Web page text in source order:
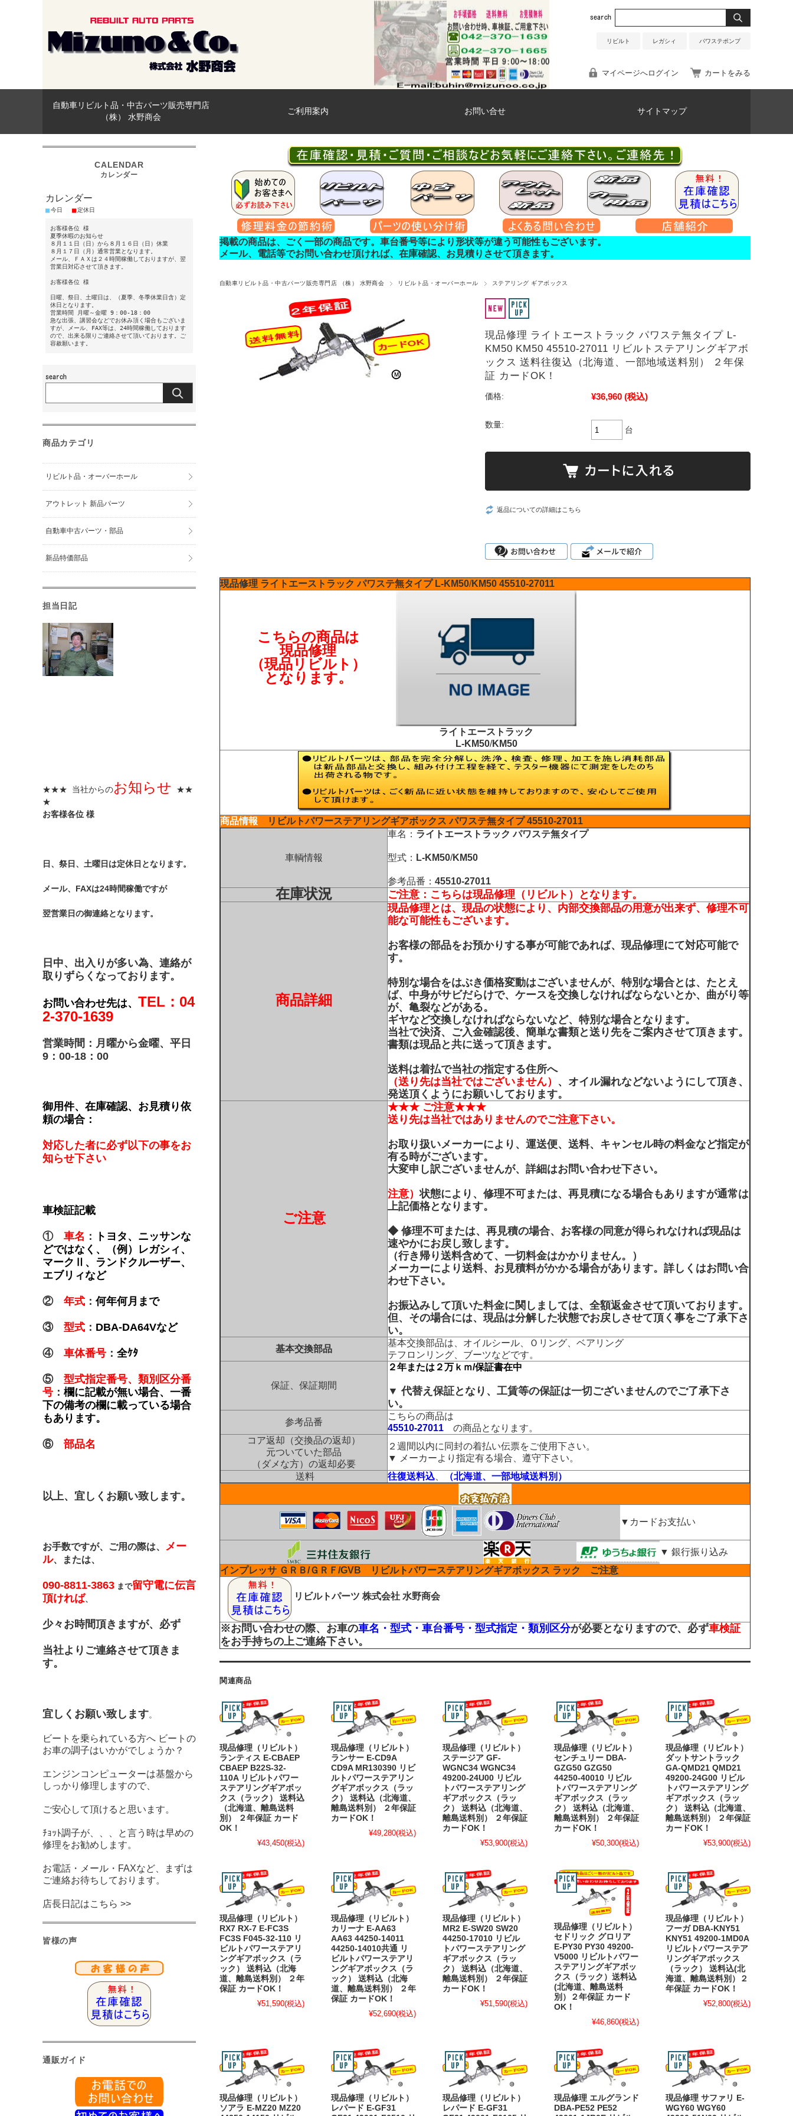
リビルト レガシィ パワステポンプ
マイページへログイン カートをみる
自動車リビルト品・中古パーツ販売専門店
（株） 水野商会
ご利用案内 お問い合せ サイトマップ
掲載の商品は、ごく一部の商品です。車台番号等により形状等が違う可能性もございます。
メール、電話等でお問い合わせ頂ければ、在庫確認、お見積りさせて頂きます。
自動車リビルト品・中古パーツ販売専門店 （株） 水野商会 リビルト品・オーバーホール ステアリング ギアボックス
現品修理 ライトエーストラック パワステ無タイプ L-
KM50 KM50 45510-27011 リビルトステアリングギアボ
ックス 送料往復込（北海道、一部地域送料別） ２年保
証 カードOK！
価格: ¥36,960 (税込)
数量:
台
返品についての詳細はこちら
現品修理 ライトエーストラック パワステ無タイプ L-KM50/KM50 45510-27011
こちらの商品は
現品修理
（現品リビルト）
となります。
ライトエーストラック
L-KM50/KM50
商品情報 リビルトパワーステアリングギアボックス パワステ無タイプ 45510-27011
車輌情報
車名： ライトエーストラック パワステ無タイプ
型式： L-KM50/KM50
参考品番： 45510-27011
在庫状況 ご注意：こちらは現品修理（リビルト）となります。
商品詳細
現品修理とは、現品の状態により、内部交換部品の用意が出来ず、修理不可
能な可能性もございます。
お客様の部品をお預かりする事が可能であれば、現品修理にて対応可能で
す。
特別な場合をはぶき価格変動はございませんが、特別な場合とは、たとえ
ば、中身がサビだらけで、ケースを交換しなければならないとか、曲がり等
が、亀裂などがある。
ギヤなど交換しなければならないなど、特別な場合となります。
当社で決済、ご入金確認後、簡単な書類と送り先をご案内させて頂きます。
書類は現品と共に送って頂きます。
送料は着払で当社の指定する住所へ
（送り先は当社ではございません） 、オイル漏れなどないようにして頂き、
発送頂くようにお願いしております。
ご注意
★★★ ご注意★★★
送り先は当社ではありませんのでご注意下さい。
お取り扱いメーカーにより、運送便、送料、キャンセル時の料金など指定が
有る時がございます。
大変申し訳ございませんが、詳細はお問い合わせ下さい。
注意）状態により、修理不可または、再見積になる場合もありますが通常は
上記価格となります。
◆ 修理不可または、再見積の場合、お客様の同意が得られなければ現品は
速やかにお戻し致します。
（行き帰り送料含めて、一切料金はかかりません。）
メーカーにより送料、お見積料がかかる場合があります。詳しくはお問い合
わせ下さい。
お振込みして頂いた料金に関しましては、全額返金させて頂いております。
但、その場合には、現品は分解した状態でお戻しさせて頂く事をご了承下さ
い。
基本交換部品
基本交換部品は、オイルシール、Ｏリング、ベアリング
テフロンリング、ブーツなどです。
保証、保証期間
２年または２万ｋｍ/保証書在中
▼ 代替え保証となり、工賃等の保証は一切ございませんのでご了承下さ
い。
参考品番
こちらの商品は
45510-27011 の商品となります。
コア返却（交換品の返却）
元ついていた部品
（ダメな方）の返却必要
２週間以内に同封の着払い伝票をご使用下さい。
▼ メーカーより指定有る場合、遵守下さい。
送料
往復送料込 （北海道、一部地域送料別）
▼カードお支払い
▼ 銀行振り込み
インプレッサ ＧＲＢ/ＧＲＦ/GVB リビルトパワーステアリングギアボックス ラック ご注意
リビルトパーツ 株式会社 水野商会
※お問い合わせの際、お車の車名・型式・車台番号・型式指定・類別区分が必要となりますので、必ず車検証
をお手持ちの上ご連絡下さい。
関連商品
現品修理（リビルト）
ランティス E-CBAEP
CBAEP B22S-32-
110A リビルトパワー
ステアリングギアボッ
クス（ラック） 送料込
（北海道、離島送料
別） ２年保証 カード
OK！
¥43,450(税込)
現品修理（リビルト）
ランサー E-CD9A
CD9A MR130390 リビ
ルトパワーステアリン
グギアボックス（ラッ
ク） 送料込（北海道、
離島送料別） ２年保証
カードOK！
¥49,280(税込)
現品修理（リビルト）
ステージア GF-
WGNC34 WGNC34
49200-24U00 リビル
トパワーステアリング
ギアボックス（ラッ
ク） 送料込（北海道、
離島送料別） ２年保証
カードOK！
¥53,900(税込)
現品修理（リビルト）
センチュリー DBA-
GZG50 GZG50
44250-40010 リビル
トパワーステアリング
ギアボックス（ラッ
ク） 送料込（北海道、
離島送料別） ２年保証
カードOK！
¥50,300(税込)
現品修理（リビルト）
ダットサントラック
GA-QMD21 QMD21
49200-24G00 リビル
トパワーステアリング
ギアボックス（ラッ
ク） 送料込（北海道、
離島送料別） ２年保証
カードOK！
¥53,900(税込)
現品修理（リビルト）
RX7 RX-7 E-FC3S
FC3S F045-32-110 リ
ビルトパワーステアリ
ングギアボックス（ラ
ック） 送料込（北海
道、離島送料別） ２年
保証 カードOK！
¥51,590(税込)
現品修理（リビルト）
カリーナ E-AA63
AA63 44250-14011
44250-14010共通 リ
ビルトパワーステアリ
ングギアボックス（ラ
ック） 送料込（北海
道、離島送料別） ２年
保証 カードOK！
¥52,690(税込)
現品修理（リビルト）
MR2 E-SW20 SW20
44250-17010 リビル
トパワーステアリング
ギアボックス（ラッ
ク） 送料込（北海道、
離島送料別） ２年保証
カードOK！
¥51,590(税込)
現品修理（リビルト）
セドリック グロリア
E-PY30 PY30 49200-
V5000 リビルトパワー
ステアリングギアボッ
クス（ラック）送料込
(北海道、離島送料
別）２年保証 カード
OK！
¥46,860(税込)
現品修理（リビルト）
フーガ DBA-KNY51
KNY51 49200-1MD0A
リビルトパワーステア
リングギアボックス
（ラック） 送料込(北
海道、離島送料別）２
年保証 カードOK！
¥52,800(税込)
現品修理（リビルト）
ソアラ E-MZ20 MZ20
現品修理（リビルト）
レパード E-GF31
現品修理（リビルト）
レパード E-GF31
現品修理 エルグランド
DBA-PE52 PE52
現品修理 サファリ E-
WGY60 WGY60
カレンダー
■今日 ■定休日
お客様各位 様
夏季休暇のお知らせ
８月１１日（日）から８月１６日（日）休業
８月１７日（月）通常営業となります。
メール、ＦＡＸは２４時間稼働しておりますが、翌
営業日対応させて頂きます。
お客様各位 様
日曜、祭日、土曜日は、（夏季、冬季休業日含）定
休日となります。
営業時間 月曜～金曜 9：00-18：00
急な出張、講習会などでお休み頂く場合もございま
すが、メール、FAX等は、24時間稼働しております
ので、出来る限りご連絡させて頂いております。ご
容赦願います。
商品カテゴリ
リビルト品・オーバーホール
アウトレット 新品パーツ
自動車中古パーツ・部品
新品特価部品
担当日記
★★★ 当社からのお知らせ
★★
★
お客様各位 様
日、祭日、土曜日は定休日となります。
メール、FAXは24時間稼働ですが
翌営業日の御連絡となります。
日中、出入りが多い為、連絡が
取りずらくなっております。
お問い合わせ先は、 TEL：04
2-370-1639
営業時間：月曜から金曜、平日
9：00-18：00
御用件、在庫確認、お見積り依
頼の場合：
対応した者に必ず以下の事をお
知らせ下さい
車検証記載
① 車名 ：
トヨタ、ニッサンな
どではなく、（例）レガシィ、
マークⅡ、ランドクルーザー、
エブリィなど
② 年式 ： 何年何月まで
③ 型式 ： DBA-DA64Vなど
④ 車体番号 ： 全ｹﾀ
⑤ 型式指定番号、類別区分番
号 ： 欄に記載が無い場合、一番
下の備考の欄に載っている場合
もあります。
⑥ 部品名
以上、宜しくお願い致します。
お手数ですが、ご用の際は、 メー
ル、または、
090-8811-3863 まで留守電に伝言
頂ければ、
少々お時間頂きますが、必ず
当社よりご連絡させて頂きま
す。
宜しくお願い致します。
ビートを乗られている方へ ビートの
お車の調子はいかがでしょうか？
エンジンコンピューターは基盤から
しっかり修理しますので、
ご安心して頂けると思います。
ﾁｮｯﾄ調子が、、、と言う時は早めの
修理をお勧めします。
お電話・メール・FAXなど、まずは
ご連絡お待ちしております。
店長日記はこちら >>
皆様の声
通販ガイド